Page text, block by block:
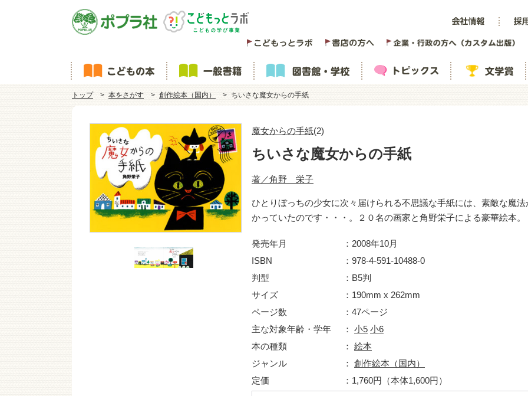
トップ 本をさがす 創作絵本（国内） ちいさな魔女からの手紙
魔女からの手紙(2)
ちいさな魔女からの手紙
著／角野 栄子
ひとりぼっちの少女に次々届けられる不思議な手紙には、素敵な魔法
かっていたのです・・・。２０名の画家と角野栄子による豪華絵本。
発売年月
2008年10月
ISBN
978-4-591-10488-0
判型
B5判
サイズ
190mm x 262mm
ページ数
47ページ
主な対象年齢・学年
小5 小6
本の種類
絵本
ジャンル
創作絵本（国内）
定価
1,760円（本体1,600円）